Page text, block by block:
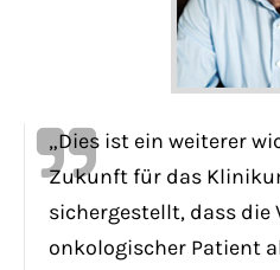
„Dies ist ein weiterer
Zukunft für das
sichergestellt, dass die
onkologischer Patient